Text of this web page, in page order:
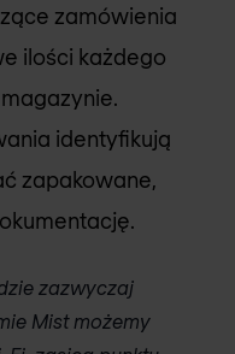
zamówienia
ilości każdego
identyfikują
zapakowane,
zazwyczaj
Mist możemy